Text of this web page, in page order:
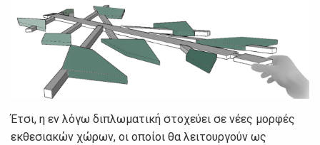
Έτσι, η εν λόγω διπλωματική στοχεύει σε νέες μορφές
εκθεσιακών χώρων, οι οποίοι θα λειτουργούν ως